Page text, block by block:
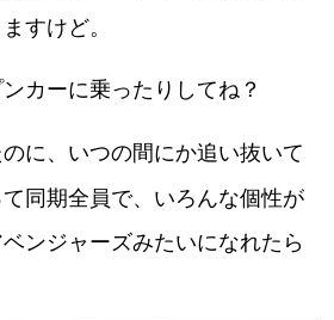
すけど。
カーに乗ったりしてね？
に、いつの間にか追い抜いて
同期全員で、いろんな個性が
ンジャーズみたいになれたら